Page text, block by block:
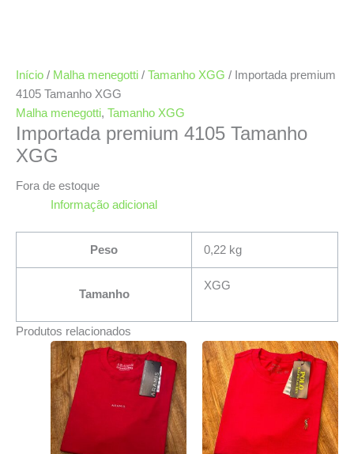
Início / Malha menegotti / Tamanho XGG / Importada premium
4105 Tamanho XGG
Malha menegotti, Tamanho XGG
Importada premium 4105 Tamanho
XGG
Fora de estoque
Informação adicional
Peso 0,22 kg
Tamanho
XGG
Produtos relacionados